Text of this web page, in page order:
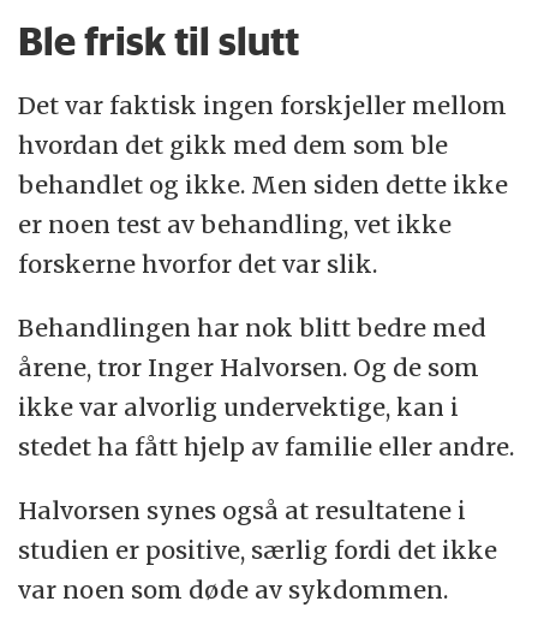
Ble frisk til slutt
Det var faktisk ingen forskjeller mellom
hvordan det gikk med dem som ble
behandlet og ikke. Men siden dette ikke
er noen test av behandling, vet ikke
forskerne hvorfor det var slik.
Behandlingen har nok blitt bedre med
årene, tror Inger Halvorsen. Og de som
ikke var alvorlig undervektige, kan i
stedet ha fått hjelp av familie eller andre.
Halvorsen synes også at resultatene i
studien er positive, særlig fordi det ikke
var noen som døde av sykdommen.